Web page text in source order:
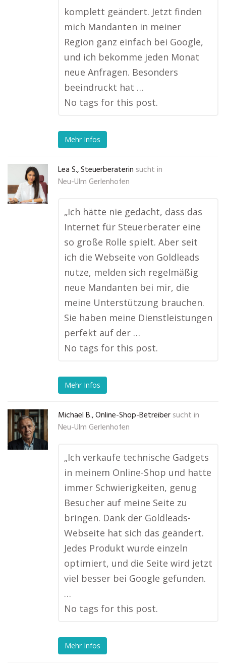
komplett geändert. Jetzt finden
mich Mandanten in meiner
Region ganz einfach bei Google,
und ich bekomme jeden Monat
neue Anfragen. Besonders
beeindruckt hat …
No tags for this post.
Mehr Infos
Lea S., Steuerberaterin sucht in
Neu-Ulm Gerlenhofen
„Ich hätte nie gedacht, dass das
Internet für Steuerberater eine
so große Rolle spielt. Aber seit
ich die Webseite von Goldleads
nutze, melden sich regelmäßig
neue Mandanten bei mir, die
meine Unterstützung brauchen.
Sie haben meine Dienstleistungen
perfekt auf der …
No tags for this post.
Mehr Infos
Michael B., Online-Shop-Betreiber sucht in
Neu-Ulm Gerlenhofen
„Ich verkaufe technische Gadgets
in meinem Online-Shop und hatte
immer Schwierigkeiten, genug
Besucher auf meine Seite zu
bringen. Dank der Goldleads-
Webseite hat sich das geändert.
Jedes Produkt wurde einzeln
optimiert, und die Seite wird jetzt
viel besser bei Google gefunden.
…
No tags for this post.
Mehr Infos